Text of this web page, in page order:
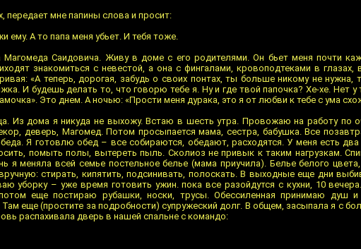
передает мне папины слова и просит:
ему. А то папа меня убьет. И тебя тоже.
Магомеда Саидовича. Живу в доме с его родителями. Он бьет меня почти
знакомиться с невестой, а она с фингалами, кровоподтеками в глазах,
«А теперь, дорогая, забудь о своих понтах, ты больше никому не нужна,
И будешь делать то, что говорю тебе я. Ну и где твой папочка? Хе-хе. Нет у
Это днем. А ночью: «Прости меня дурака, это я от любви к тебе с ума
Из дома я никуда не выхожу. Встаю в шесть утра. Провожаю на работу по
деверь, Магомед. Потом просыпается мама, сестра, бабушка. Все
Я готовлю обед – все собираются, обедают, расходятся. У меня есть два
помыть полы, вытереть пыль. Сколиоз не привык к таким нагрузкам.
я меняла всей семье постельное белье (мама приучила). Белье белого
стирать, кипятить, подсинивать, полоскать. В выходные еще дни
уборку – уже время готовить ужин. пока все разойдутся с кухни, 10
еще постираю рубашки, носки, трусы. Обессиленная принимаю душ
еще (простите за подробности) супружеский долг. В общем, засыпала я с
распахивала дверь в нашей спальне с командо: